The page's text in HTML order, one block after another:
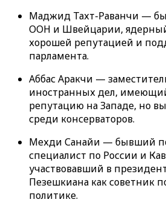
Маджид Тахт-Раванчи —
ООН и Швейцарии,
хорошей репутацией и
парламента.
Аббас Аракчи —
иностранных дел,
репутацию на Западе, но
среди консерваторов.
Мехди Санайи — бывший
специалист по России и
участвовавший в
Пезешкиана как советник
политике.